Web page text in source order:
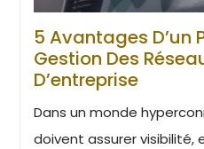
5 Avantages D’un
Gestion Des
D’entreprise
Dans un monde
doivent assurer